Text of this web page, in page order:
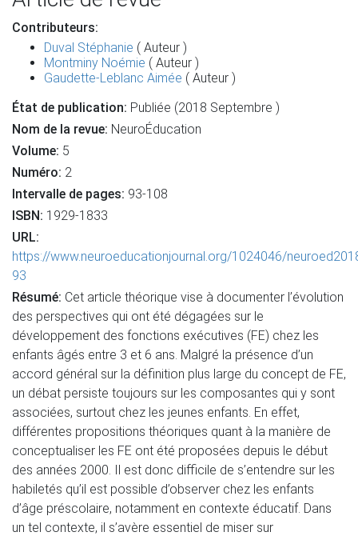
Contributeurs:
Duval Stéphanie ( Auteur )
Montminy Noémie ( Auteur )
Gaudette-Leblanc Aimée ( Auteur )
État de publication: Publiée (2018 Septembre )
Nom de la revue: NeuroÉducation
Volume: 5
Numéro: 2
Intervalle de pages: 93-108
ISBN: 1929-1833
URL:
https://www.neuroeducationjournal.org/1024046/
93
Résumé: Cet article théorique vise à documenter l’évolution
des perspectives qui ont été dégagées sur le
développement des fonctions exécutives (FE) chez les
enfants âgés entre 3 et 6 ans. Malgré la présence d’un
accord général sur la définition plus large du concept de FE,
un débat persiste toujours sur les composantes qui y sont
associées, surtout chez les jeunes enfants. En effet,
différentes propositions théoriques quant à la manière de
conceptualiser les FE ont été proposées depuis le début
des années 2000. Il est donc difficile de s’entendre sur les
habiletés qu’il est possible d’observer chez les enfants
d’âge préscolaire, notamment en contexte éducatif. Dans
un tel contexte, il s’avère essentiel de miser sur